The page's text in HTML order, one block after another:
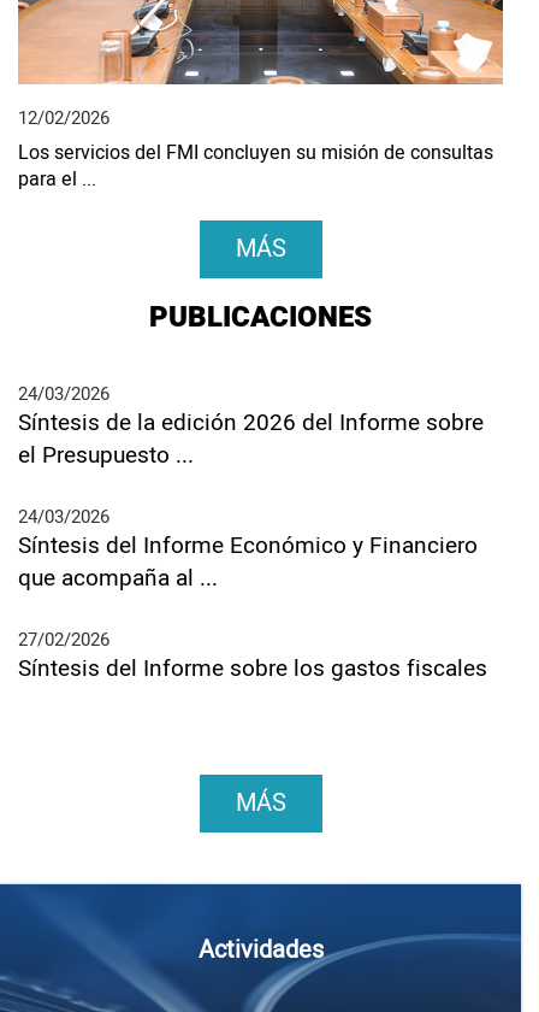
12/02/2026
Los servicios del FMI concluyen su misión de consultas
para el ...
MÁS
PUBLICACIONES
24/03/2026
Síntesis de la edición 2026 del Informe sobre
el Presupuesto ...
24/03/2026
Síntesis del Informe Económico y Financiero
que acompaña al ...
27/02/2026
Síntesis del Informe sobre los gastos fiscales
MÁS
Actividades